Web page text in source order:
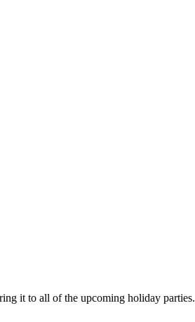
it to all of the upcoming holiday parties.